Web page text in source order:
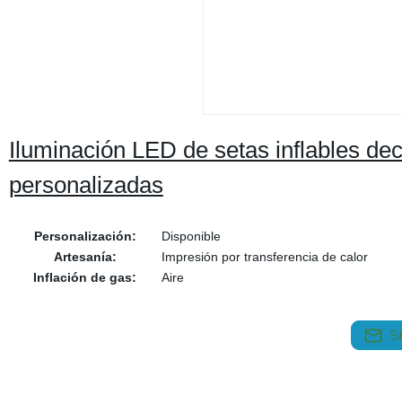
Iluminación LED de setas inflables
personalizadas
Personalización:
Disponible
Artesanía:
Impresión por transferencia de calor
Inflación de gas:
Aire